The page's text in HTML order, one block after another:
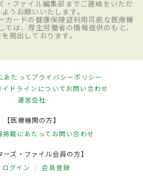
・ファイル編集部までご連絡をいただ
うお願いいたします。
カードの健康保険証利用可能な医療機
ては、厚生労働省の情報提供のもと、
掲出しております。
あたってプライバシーポリシー
ドラインについてお問い合わせ
運営会社
【医療機関の方】
掲載にあたって お問い合わせ
ーズ・ファイル会員の方】
ログイン 会員登録